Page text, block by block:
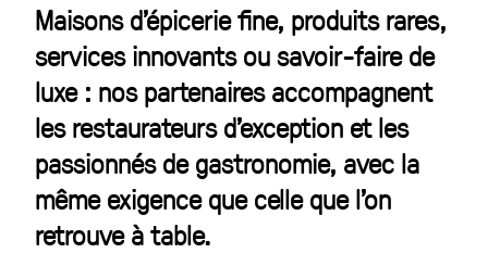
Maisons d’épicerie fine, produits rares,
services innovants ou savoir-faire de
luxe : nos partenaires accompagnent
les restaurateurs d’exception et les
passionnés de gastronomie, avec la
même exigence que celle que l’on
retrouve à table.